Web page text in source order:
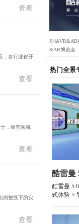
查看
，各行业都开
查看
，研究领域
查看
例把线下的实
查看
对话VR&AR
&AR博览会
热门全景
酷雷曼
式体验 ×